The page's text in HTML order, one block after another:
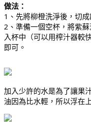
做法：
1、先將柳橙洗淨後，切
2、準備一個空杯，將紫
入杯中（可以用榨汁器較
即可。
加入少許的水是為了讓果
油因為比水輕，所以浮在